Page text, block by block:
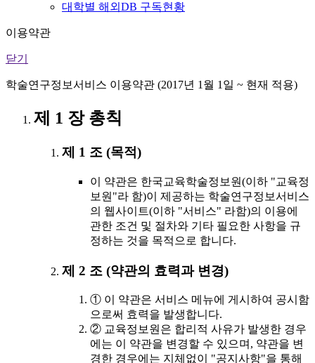
대학별 해외DB 구독현황
이용약관
닫기
학술연구정보서비스 이용약관 (2017년 1월 1일 ~ 현재 적용)
제 1 장 총칙
제 1 조 (목적)
이 약관은 한국교육학술정보원(이하 "교육정
보원"라 함)이 제공하는 학술연구정보서비스
의 웹사이트(이하 "서비스" 라함)의 이용에
관한 조건 및 절차와 기타 필요한 사항을 규
정하는 것을 목적으로 합니다.
제 2 조 (약관의 효력과 변경)
① 이 약관은 서비스 메뉴에 게시하여 공시함
으로써 효력을 발생합니다.
② 교육정보원은 합리적 사유가 발생한 경우
에는 이 약관을 변경할 수 있으며, 약관을 변
경한 경우에는 지체없이 "공지사항"을 통해